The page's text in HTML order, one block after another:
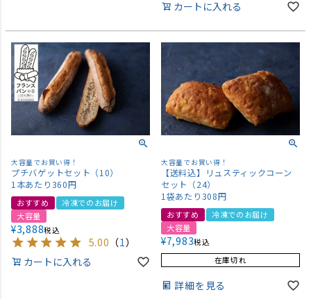
カートに入れる
大容量でお買い得！
プチバゲットセット（10）
1本あたり360円
おすすめ
冷凍でのお届け
大容量
¥3,888税込
5.00 （1）
カートに入れる
大容量でお買い得！
【送料込】リュスティックコーン
セット（24）
1袋あたり308円
おすすめ
冷凍でのお届け
大容量
¥7,983税込
在庫切れ
詳細を見る